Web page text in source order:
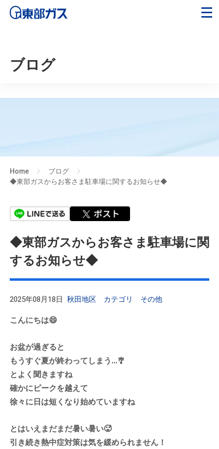
ブログ
Home ブログ
◆東部ガスからお客さま駐車場に関するお知らせ◆
◆東部ガスからお客さま駐車場に関
するお知らせ◆
2025年08月18日 秋田地区 カテゴリ その他
こんにちは😄
お盆が過ぎると
もうすぐ夏が終わってしまう...🎐
とよく聞きますね
確かにピークを越えて
徐々に日は短くなり始めていますね
とはいえまだまだ暑い暑い🥵
引き続き熱中症対策は気を緩められません！